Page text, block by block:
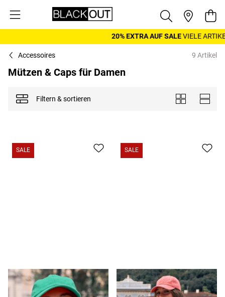
20% EXTRA AUF SALEVIELE ARTIKEL
Accessoires 9 Artikel
Mützen & Caps für Damen
Filtern & sortieren
Anzeigen als
KachelnListe
SALE
Allrounder: Farbiges Baumwoll-Cap 12,95 CHF 4,95 CHF
SALE
Allrounder: Farbiges Baumwoll-Cap 12,95 CHF 4,95 CHF